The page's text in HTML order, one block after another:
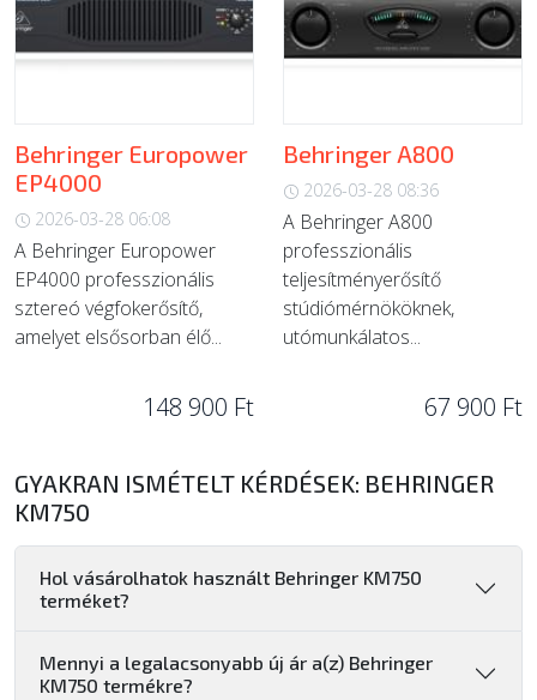
Behringer Europower
EP4000
2026-03-28 06:08
A Behringer Europower
EP4000 professzionális
sztereó végfokerősítő,
amelyet elsősorban élő...
148 900 Ft
Behringer A800
2026-03-28 08:36
A Behringer A800
professzionális
teljesítményerősítő
stúdiómérnököknek,
utómunkálatos...
67 900 Ft
GYAKRAN ISMÉTELT KÉRDÉSEK: BEHRINGER
KM750
Hol vásárolhatok használt Behringer KM750
terméket?
Mennyi a legalacsonyabb új ár a(z) Behringer
KM750 termékre?